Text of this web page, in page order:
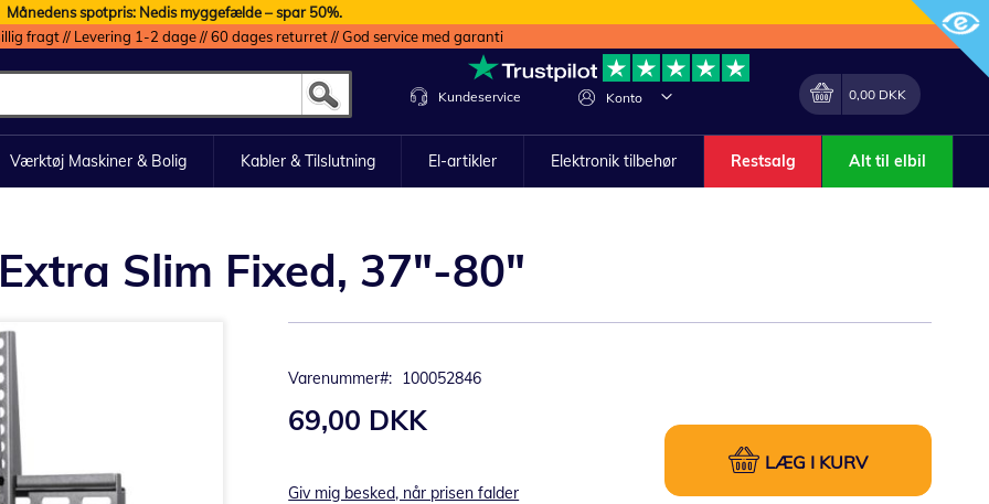
Månedens spotpris: Nedis myggefælde – spar 50%.
fragt // Levering 1-2 dage // 60 dages returret // God service med garanti
Konto
Lave
Min indkøbskurv
0,00 DKK
Kundeservice
Værktøj Maskiner & Bolig Kabler & Tilslutning El-artikler Elektronik tilbehør Restsalg Alt til elbil
Slim Fixed, 37"-80"
Varenummer 100052846
69,00 DKK
Giv mig besked, når prisen falder
LÆG I KURV